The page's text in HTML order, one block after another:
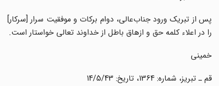
پس از تبریک ورود جناب‌عالی، دوام برکات و موفقیت سرار [سرکار]
را در اعلاء کلمه حق و ازهاق باطل از خداوند تعالی خواستار است.
خمینی
قم ـ تبریز، شماره: 1364، تاریخ: 14/5/43